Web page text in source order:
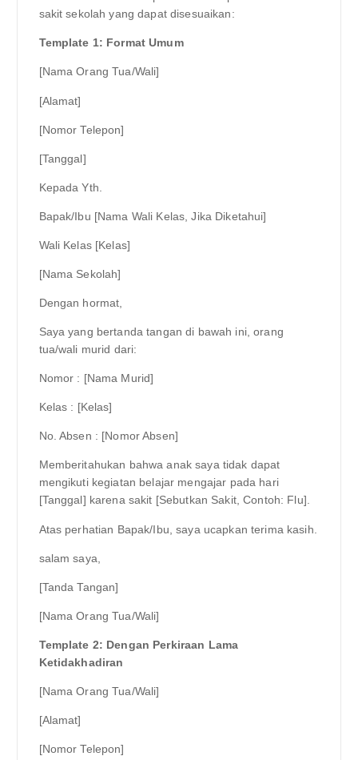
sakit sekolah yang dapat disesuaikan:
Template 1: Format Umum
[Nama Orang Tua/Wali]
[Alamat]
[Nomor Telepon]
[Tanggal]
Kepada Yth.
Bapak/Ibu [Nama Wali Kelas, Jika Diketahui]
Wali Kelas [Kelas]
[Nama Sekolah]
Dengan hormat,
Saya yang bertanda tangan di bawah ini, orang
tua/wali murid dari:
Nomor : [Nama Murid]
Kelas : [Kelas]
No. Absen : [Nomor Absen]
Memberitahukan bahwa anak saya tidak dapat
mengikuti kegiatan belajar mengajar pada hari
[Tanggal] karena sakit [Sebutkan Sakit, Contoh: Flu].
Atas perhatian Bapak/Ibu, saya ucapkan terima kasih.
salam saya,
[Tanda Tangan]
[Nama Orang Tua/Wali]
Template 2: Dengan Perkiraan Lama
Ketidakhadiran
[Nama Orang Tua/Wali]
[Alamat]
[Nomor Telepon]